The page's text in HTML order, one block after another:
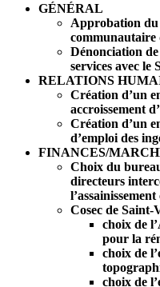
GÉNÉRAL
Approbation du
communautaire
Dénonciation
services avec le
RELATIONS
Création d’un
accroissement
Création d’un
d’emploi des
FINANCES/
Choix du
directeurs
Cosec de Saint-
choix de
pour la
choix de
choix de